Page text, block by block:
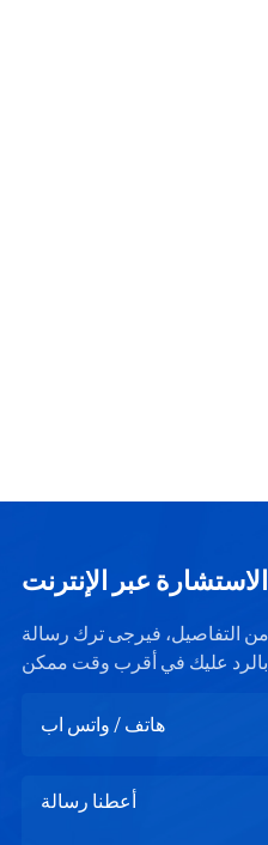
الاستشارة عبر الإنترنت
من التفاصيل، فيرجى ترك رسالة